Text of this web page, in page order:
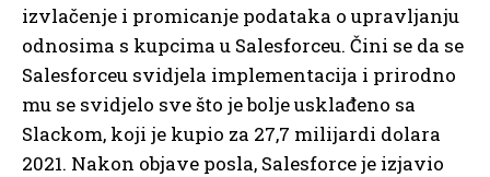
izvlačenje i promicanje podataka o upravljanju
odnosima s kupcima u Salesforceu. Čini se da se
Salesforceu svidjela implementacija i prirodno
mu se svidjelo sve što je bolje usklađeno sa
Slackom, koji je kupio za 27,7 milijardi dolara
2021. Nakon objave posla, Salesforce je izjavio